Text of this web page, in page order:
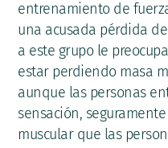
entrenamiento de
una acusada pérdida
a este grupo le
estar perdiendo masa
aunque las personas
sensación,
muscular que las